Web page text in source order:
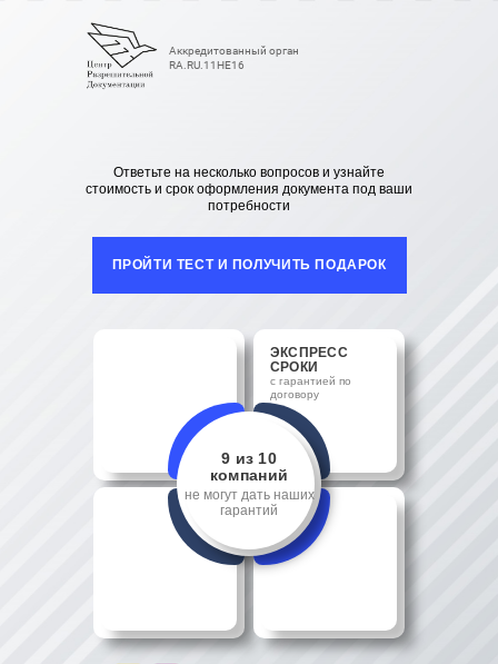
Аккредитованный орган
RA.RU.11НЕ16
Ответьте на несколько вопросов и узнайте
стоимость и срок оформления документа под ваши
потребности
ПРОЙТИ ТЕСТ И ПОЛУЧИТЬ ПОДАРОК
ЭКСПРЕСС
СРОКИ
с гарантией по
договору
9 из 10
компаний
не могут дать наших
гарантий